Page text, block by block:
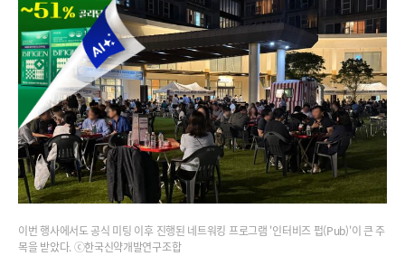
이번 행사에서도 공식 미팅 이후 진행된 네트워킹 프로그램 '인터비즈 펍(Pub)'이 큰 주
목을 받았다. ⓒ한국신약개발연구조합